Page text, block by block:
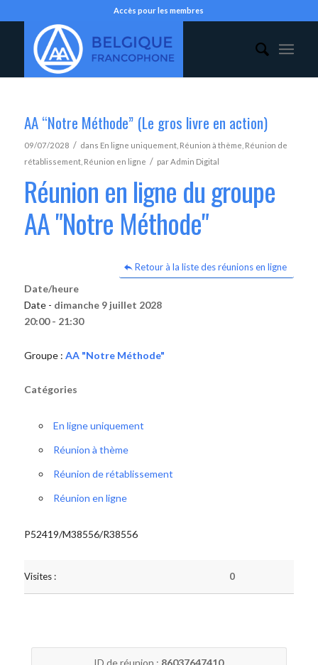
Accès pour les membres
AA “Notre Méthode” (Le gros livre en action)
09/07/2028 / dans En ligne uniquement, Réunion à thème Réunion de
rétablissement, Réunion en ligne / parAdmin Digital
Réunion en ligne du groupe
AA "Notre Méthode"
Retour à la liste des réunions en ligne
Date/heure
Date - dimanche 9 juillet 2028
20:00 - 21:30
Groupe : AA "Notre Méthode"
Catégories
En ligne uniquement
Réunion à thème
Réunion de rétablissement
Réunion en ligne
P52419/M38556/R38556
Visites : 0
ID de réunion : 86037647410